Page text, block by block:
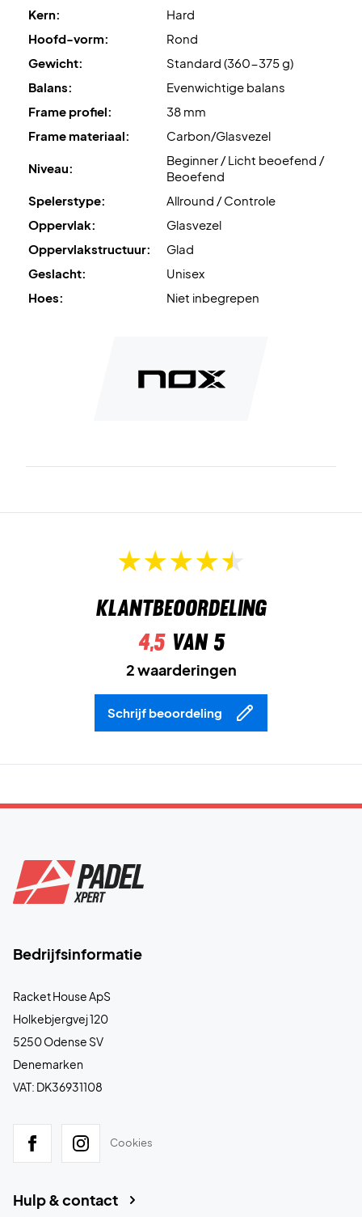
Kern:
Hard
Hoofd-vorm:
Rond
Gewicht:
Standard (360-375 g)
Balans:
Evenwichtige balans
Frame profiel:
38 mm
Frame materiaal:
Carbon/Glasvezel
Niveau:
Beginner / Licht beoefend /
Beoefend
Spelerstype:
Allround / Controle
Oppervlak:
Glasvezel
Oppervlakstructuur:
Glad
Geslacht:
Unisex
Hoes:
Niet inbegrepen
Klantbeoordeling
4,5van 5
2 waarderingen
Schrijf beoordeling
Bedrijfsinformatie
Racket House ApS
Holkebjergvej 120
5250 Odense SV
Denemarken
VAT: DK36931108
Cookies
Hulp & contact